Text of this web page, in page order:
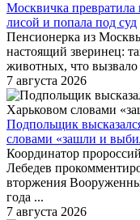
Москвичка превратила
лисой и попала под суд
Пенсионерка из
настоящий зверинец:
животных, что
7 августа 2026
Подпольщик
словами «зашли и
Координатор
Лебедев
вторжения
года ...
7 августа 2026